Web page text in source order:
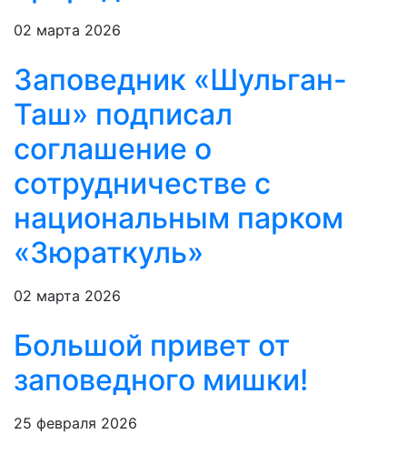
02 марта 2026
Заповедник «Шульган-
Таш» подписал
соглашение о
сотрудничестве с
национальным парком
«Зюраткуль»
02 марта 2026
Большой привет от
заповедного мишки!
25 февраля 2026